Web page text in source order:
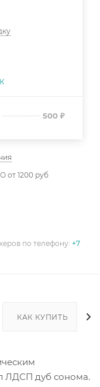
500 ₽
от 1200 руб
по телефону: +7
КАК КУПИТЬ
ЛДСП дуб сонома.